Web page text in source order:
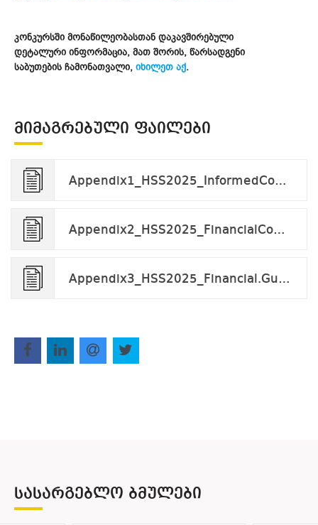
კონკურსში მონაწილეობასთან დაკავშირებული
დეტალური ინფორმაცია, მათ შორის, წარსადგენი
საბუთების ჩამონათვალი, იხილეთ აქ.
ᲛᲘᲛᲐᲒᲠᲔᲑᲣᲚᲘ ᲤᲐᲘᲚᲔᲑᲘ
Appendix1_HSS2025_InformedConsentForm.docx
Appendix2_HSS2025_FinancialConsentForm.docx
Appendix3_HSS2025_Financial.Guarantee.Form.docx
ᲡᲐᲡᲐᲠᲒᲔᲑᲚᲝ ᲑᲛᲣᲚᲔᲑᲘ